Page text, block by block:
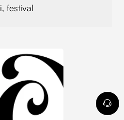
festival